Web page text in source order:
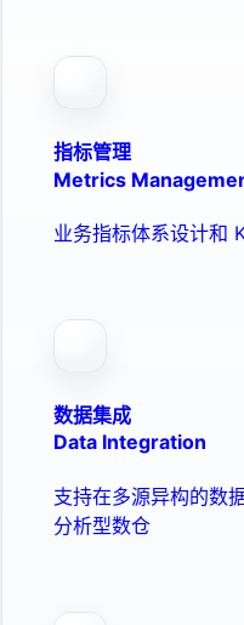
指标管理
Metrics
业务指标体系设计和
数据集成
Data Integration
支持在多源异构的数
分析型数仓